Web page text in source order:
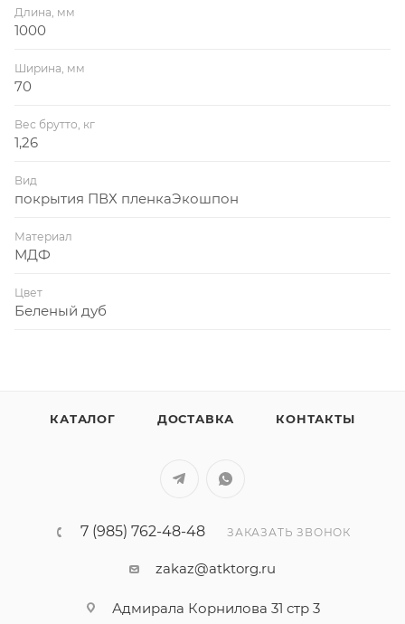
Длина, мм
1000
Ширина, мм
70
Вес брутто, кг
1,26
Вид
покрытия ПВХ пленкаЭкошпон
Материал
МДФ
Цвет
Беленый дуб
КАТАЛОГ ДОСТАВКА КОНТАКТЫ
7 (985) 762-48-48 ЗАКАЗАТЬ ЗВОНОК
zakaz@atktorg.ru
Адмирала Корнилова 31 стр 3